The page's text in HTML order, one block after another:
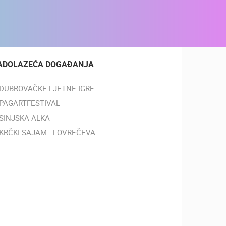
DOGAĐANJA
DUBROVAČKE LJETNE IGRE
PAGARTFESTIVAL
ALKA
KRČKI SAJAM - LOVREČEVA